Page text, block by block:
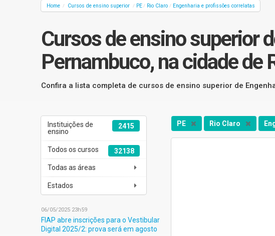
Home / Cursos de ensino superior / PE / Rio Claro / Engenharia e profissões correlatas
Cursos de ensino superior
Pernambuco, na cidade de
Confira a lista completa de cursos de ensino superior de
2415
Instituições de
ensino
32138
Todos os cursos
Todas as áreas
Estados
06/05/2025 23h59
FIAP abre inscrições para o Vestibular
Digital 2025/2: prova será em agosto
PE Rio Claro